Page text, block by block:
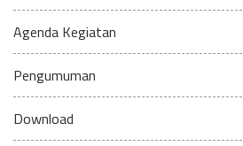
Agenda Kegiatan
Pengumuman
Download